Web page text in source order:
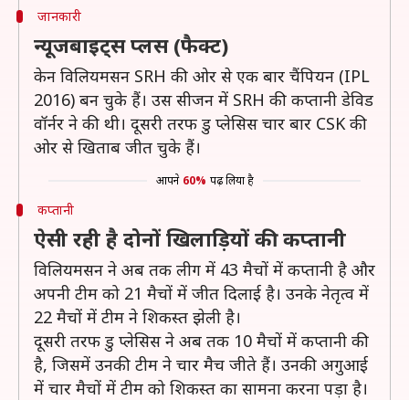
जानकारी
न्यूजबाइट्स प्लस (फैक्ट)
केन विलियमसन SRH की ओर से एक बार चैंपियन (IPL
2016) बन चुके हैं। उस सीजन में SRH की कप्तानी डेविड
वॉर्नर ने की थी। दूसरी तरफ डु प्लेसिस चार बार CSK की
ओर से खिताब जीत चुके हैं।
आपने 60% पढ़ लिया है
कप्तानी
ऐसी रही है दोनों खिलाड़ियों की कप्तानी
विलियमसन ने अब तक लीग में 43 मैचों में कप्तानी है और
अपनी टीम को 21 मैचों में जीत दिलाई है। उनके नेतृत्व में
22 मैचों में टीम ने शिकस्त झेली है।
दूसरी तरफ डु प्लेसिस ने अब तक 10 मैचों में कप्तानी की
है, जिसमें उनकी टीम ने चार मैच जीते हैं। उनकी अगुआई
में चार मैचों में टीम को शिकस्त का सामना करना पड़ा है।